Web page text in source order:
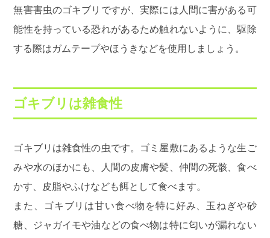
無害害虫のゴキブリですが、実際には人間に害がある可
能性を持っている恐れがあるため触れないように、駆除
する際はガムテープやほうきなどを使用しましょう。
ゴキブリは雑食性
ゴキブリは雑食性の虫です。ゴミ屋敷にあるような生ご
みや水のほかにも、人間の皮膚や髪、仲間の死骸、食べ
かす、皮脂やふけなども餌として食べます。
また、ゴキブリは甘い食べ物を特に好み、玉ねぎや砂
糖、ジャガイモや油などの食べ物は特に匂いが漏れない